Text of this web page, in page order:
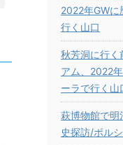
2022年GWに
行く山口
秋芳洞に行く
アム、2022
ーラで行く山
萩博物館で明
史探訪/ポル